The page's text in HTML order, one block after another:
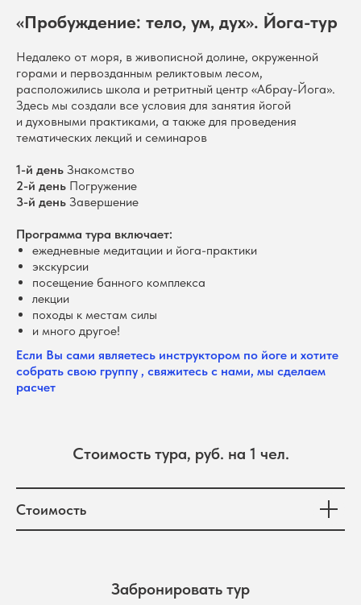
«Пробуждение: тело, ум, дух». Йога-тур
Недалеко от моря, в живописной долине, окруженной
горами и первозданным реликтовым лесом,
расположились школа и ретритный центр «Абрау-Йога».
Здесь мы создали все условия для занятия йогой
и духовными практиками, а также для проведения
тематических лекций и семинаров
1-й день Знакомство
2-й день Погружение
3-й день Завершение
Программа тура включает:
ежедневные медитации и йога-практики
экскурсии
посещение банного комплекса
лекции
походы к местам силы
и много другое!
Если Вы сами являетесь инструктором по йоге и хотите
собрать свою группу , свяжитесь с нами, мы сделаем
расчет
Стоимость тура, руб. на 1 чел.
Стоимость
Забронировать тур